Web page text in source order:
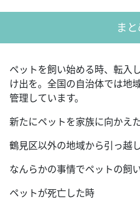
ま
ペットを飼い始める時、転入
け出を。全国の自治体では地
管理しています。
新たにペットを家族に向かえ
鶴見区以外の地域から引っ越
なんらかの事情でペットの飼
ペットが死亡した時